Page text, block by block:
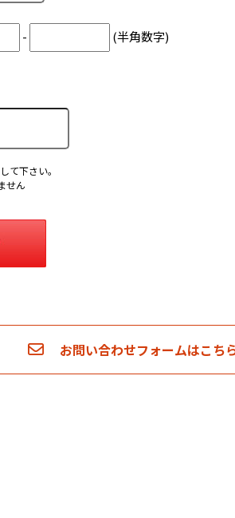
- (半角数字)
て下さい。
せん
お問い合わせフォームはこち